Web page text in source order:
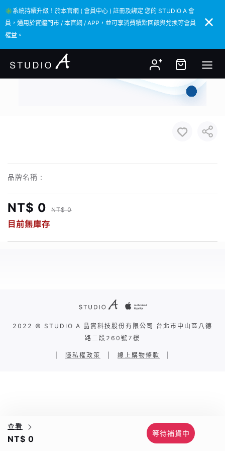
✳️系統持續升級！於本官網 ( 會員中心 ) 註冊及綁定 您的 STUDIO A 會
員，通用於實體門市 / 本官網 / APP，並可享消費積點回饋與兌換等會員
權益。
✳️系統持續升級！於本官網 ( 會員中心 ) 註冊及綁定 您的 STUDIO A 會
員，通用於實體門市 / 本官網 / APP，並可享消費積點回饋與兌換等會員
權益。
品牌名稱 :
NT$ 0 NT$ 0
目前無庫存
查看
NT$ 0
等待補貨中
2022 © STUDIO A 晶實科技股份有限公司 台北市中山區八德
路二段260號7樓
隱私權政策 線上購物條款